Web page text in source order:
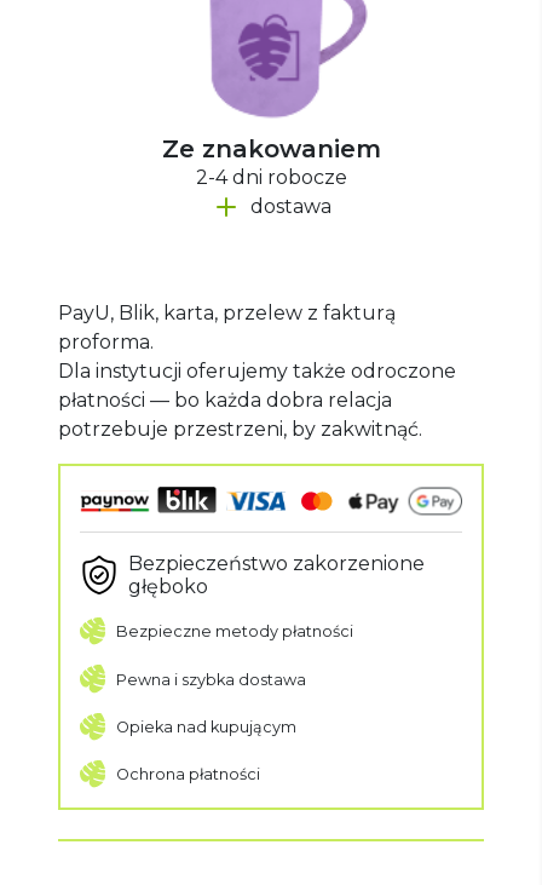
Ze znakowaniem
2-4 dni robocze
dostawa
PayU, Blik, karta, przelew z fakturą
proforma.
Dla instytucji oferujemy także odroczone
płatności — bo każda dobra relacja
potrzebuje przestrzeni, by zakwitnąć.
Bezpieczeństwo zakorzenione
głęboko
Bezpieczne metody płatności
Pewna i szybka dostawa
Opieka nad kupującym
Ochrona płatności